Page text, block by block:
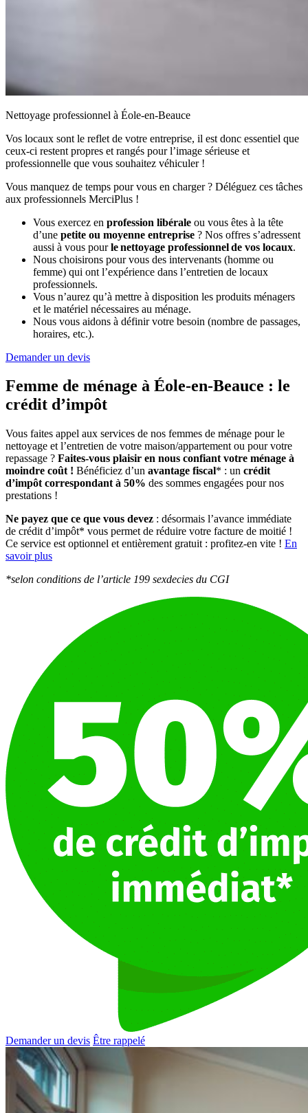
Nettoyage professionnel à Éole-en-Beauce
Vos locaux sont le reflet de votre entreprise, il est donc essentiel que
ceux-ci restent propres et rangés pour l’image sérieuse et
professionnelle que vous souhaitez véhiculer !
Vous manquez de temps pour vous en charger ? Déléguez ces tâches
aux professionnels MerciPlus !
Vous exercez en profession libérale ou vous êtes à la tête
d’une petite ou moyenne entreprise ? Nos offres s’adressent
aussi à vous pourle nettoyage professionnel de vos locaux.
Nous choisirons pour vous des intervenants (homme ou
femme) qui ont l’expérience dans l’entretien de locaux
professionnels.
Vous n’aurez qu’à mettre à disposition les produits ménagers
et le matériel nécessaires au ménage.
Nous vous aidons à définir votre besoin (nombre de passages,
horaires, etc.).
Demander un devis
Femme de ménage à Éole-en-Beauce : le
crédit d’impôt
Vous faites appel aux services de nos femmes de ménage pour le
nettoyage et l’entretien de votre maison/appartement ou pour votre
repassage ? Faites-vous plaisir en nous confiant votre ménage à
moindre coût ! Bénéficiez d’un avantage fiscal* : un crédit
d’impôt correspondant à 50% des sommes engagées pour nos
prestations !
Ne payez que ce que vous devez : désormais l’avance immédiate
de crédit d’impôt* vous permet de réduire votre facture de moitié !
Ce service est optionnel et entièrement gratuit : profitez-en vite ! En
savoir plus
*selon conditions de l’article 199 sexdecies du CGI
Demander un devis Être rappelé